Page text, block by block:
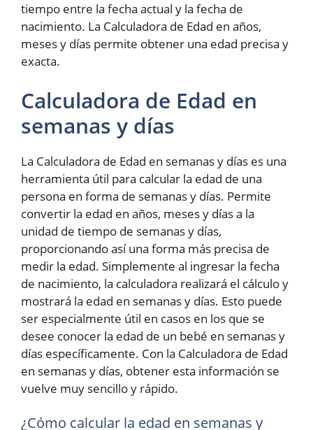
tiempo entre la fecha actual y la fecha de
nacimiento. La Calculadora de Edad en años,
meses y días permite obtener una edad precisa y
exacta.
Calculadora de Edad en
semanas y días
La Calculadora de Edad en semanas y días es una
herramienta útil para calcular la edad de una
persona en forma de semanas y días. Permite
convertir la edad en años, meses y días a la
unidad de tiempo de semanas y días,
proporcionando así una forma más precisa de
medir la edad. Simplemente al ingresar la fecha
de nacimiento, la calculadora realizará el cálculo y
mostrará la edad en semanas y días. Esto puede
ser especialmente útil en casos en los que se
desee conocer la edad de un bebé en semanas y
días específicamente. Con la Calculadora de Edad
en semanas y días, obtener esta información se
vuelve muy sencillo y rápido.
¿Cómo calcular la edad en semanas y